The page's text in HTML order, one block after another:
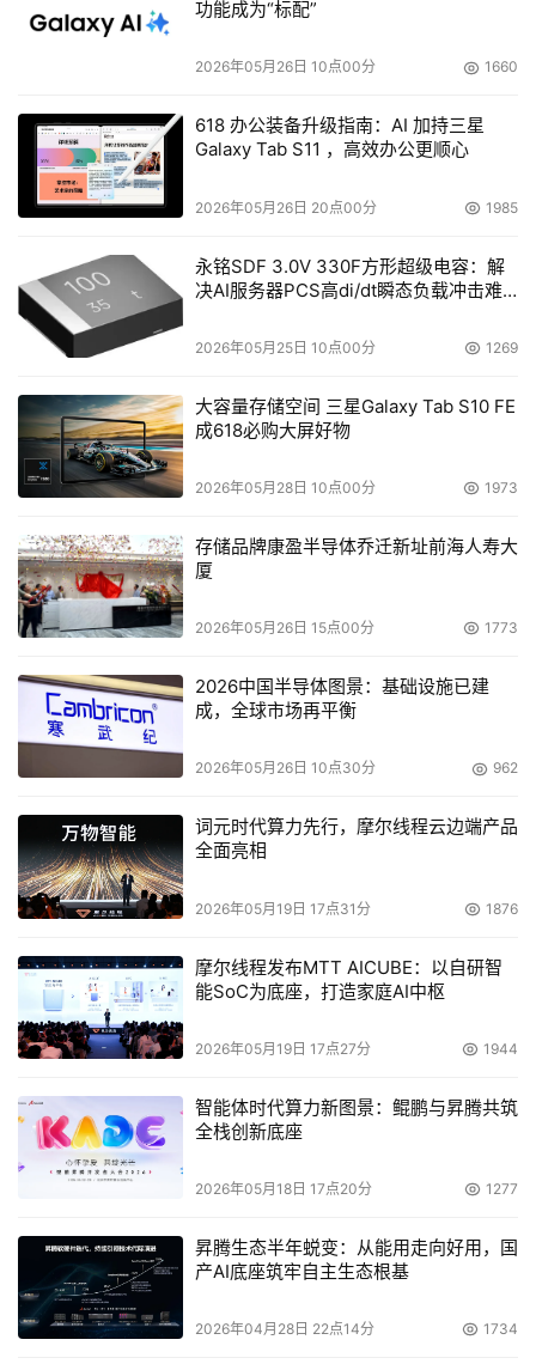
功能成为“标配”
2026年05月26日 10点00分 1660
618 办公装备升级指南：AI 加持三星
Galaxy Tab S11 ，高效办公更顺心
2026年05月26日 20点00分 1985
永铭SDF 3.0V 330F方形超级电容：解
决AI服务器PCS高di/dt瞬态负载冲击难
2026年05月25日 10点00分 1269
大容量存储空间 三星Galaxy Tab S10 FE
成618必购大屏好物
2026年05月28日 10点00分 1973
存储品牌康盈半导体乔迁新址前海人寿大
厦
2026年05月26日 15点00分 1773
2026中国半导体图景：基础设施已建
成，全球市场再平衡
2026年05月26日 10点30分 962
词元时代算力先行，摩尔线程云边端产品
全面亮相
2026年05月19日 17点31分 1876
摩尔线程发布MTT AICUBE：以自研智
能SoC为底座，打造家庭AI中枢
2026年05月19日 17点27分 1944
智能体时代算力新图景：鲲鹏与昇腾共筑
全栈创新底座
2026年05月18日 17点20分 1277
昇腾生态半年蜕变：从能用走向好用，国
产AI底座筑牢自主生态根基
2026年04月28日 22点14分 1734